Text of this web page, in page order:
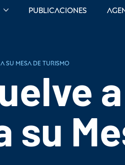
Publicaciones
su Mesa de Turismo
su